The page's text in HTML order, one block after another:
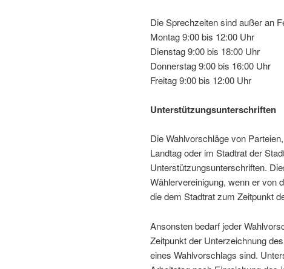
Die Sprechzeiten sind außer an
Montag 9:00 bis 12:00 Uhr
Dienstag 9:00 bis 18:00 Uhr
Donnerstag 9:00 bis 16:00 Uhr
Freitag 9:00 bis 12:00 Uhr
Unterstützungsunterschriften
Die Wahlvorschläge von
Landtag oder im Stadtrat der
Unterstützungsunterschriften.
Wählervereinigung, wenn er von
die dem Stadtrat zum Zeitpunkt
Ansonsten bedarf jeder
Zeitpunkt der Unterzeichnung
eines Wahlvorschlags sind.